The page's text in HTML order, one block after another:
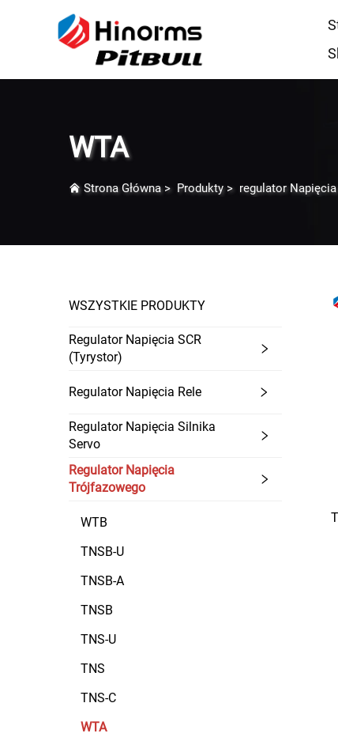
WTA
Strona Główna> Produkty> regulator
WSZYSTKIE PRODUKTY
Regulator Napięcia SCR
(Tyrystor)
Regulator Napięcia Rele
Regulator Napięcia Silnika
Servo
Regulator Napięcia
Trójfazowego
WTB
TNSB-U
TNSB-A
TNSB
TNS-U
TNS
TNS-C
WTA